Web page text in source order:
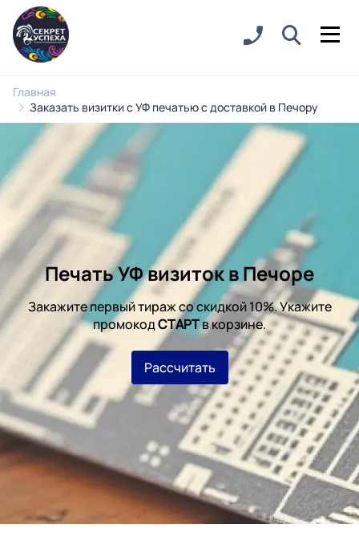
Главная
Заказать визитки с УФ печатью с доставкой в Печору
Печать УФ визиток в Печоре
Закажите первый тираж со скидкой 10%. Укажите
промокодСТАРТв корзине.
Рассчитать